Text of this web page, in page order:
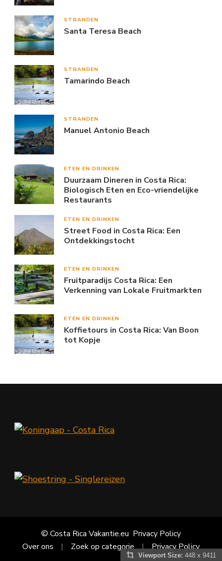
STRANDEN
Santa Teresa Beach
STRANDEN
Tamarindo Beach
STRANDEN
Manuel Antonio Beach
ETEN EN DRINKEN
Duurzaam Dineren in Costa Rica:
Biologisch Eten en Eco-vriendelijke
Restaurants
ETEN EN DRINKEN
Street Food in Costa Rica: Een
Ontdekkingstocht
ETEN EN DRINKEN
Fruitparadijs Costa Rica: Een
Verkenning van Lokale Fruitmarkten
ETEN EN DRINKEN
Koffietours in Costa Rica: Van Boon
tot Kopje
© Costa Rica Vakantie.eu Privacy Policy
Over ons
Zoek op categorie Privacy Policy
Viewport Size: 448 x 9411